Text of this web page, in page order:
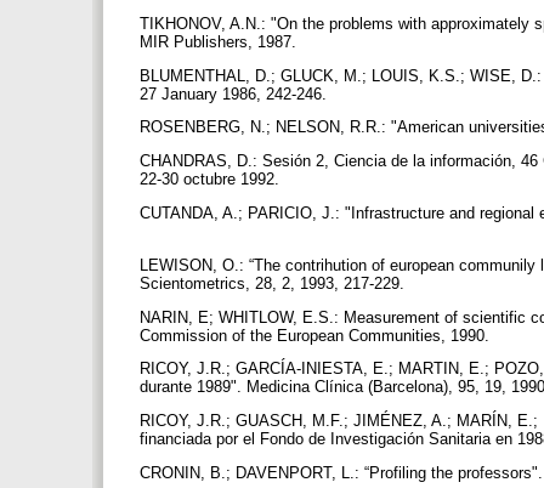
TIKHONOV, A.N.: "On the problems with approximately
MIR Publishers, 1987.
BLUMENTHAL, D.; GLUCK, M.; LOUIS, K.S.; WISE,
27 January 1986, 242-246.
ROSENBERG, N.; NELSON, R.R.: "American
CHANDRAS, D.: Sesión 2, Ciencia de la información,
22-30 octubre 1992.
CUTANDA, A.; PARICIO, J.: "Infrastructure and
LEWISON, O.: “The contrihution of european
Scientometrics, 28, 2, 1993, 217-229.
NARIN, E; WHITLOW, E.S.: Measurement of scientific
Commission of the European Communities, 1990.
RICOY, J.R.; GARCÍA-INIESTA, E.; MARTIN, E.;
durante 1989". Medicina Clínica (Barcelona), 95, 19,
RICOY, J.R.; GUASCH, M.F.; JIMÉNEZ, A.; MARÍN,
financiada por el Fondo de Investigación Sanitaria en
CRONIN, B.; DAVENPORT, L.: “Profiling the